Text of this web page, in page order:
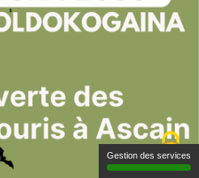
Gestion des services